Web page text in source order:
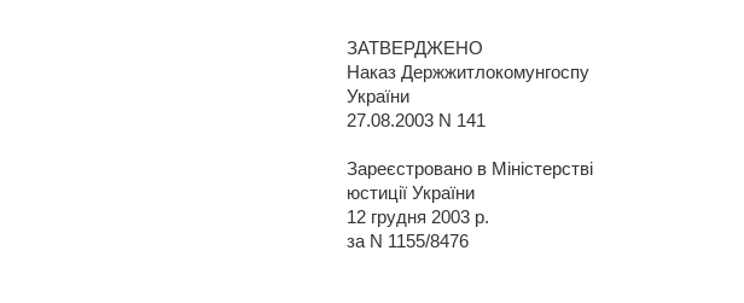
ЗАТВЕРДЖЕНО
Наказ Держжитлокомунгоспу
України
27.08.2003 N 141
Зареєстровано в Міністерстві
юстиції України
12 грудня 2003 р.
за N 1155/8476